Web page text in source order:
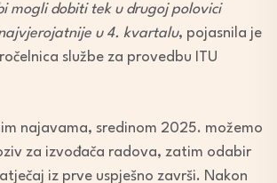
mogli dobiti tek u drugoj polovici
u 4. kvartalu, pojasnila je
službe za provedbu ITU
najavama, sredinom 2025. možemo
za izvođača radova, zatim odabir
iz prve uspješno završi. Nakon